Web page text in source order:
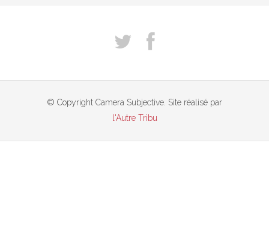
© Copyright Camera Subjective. Site réalisé par
l'Autre Tribu